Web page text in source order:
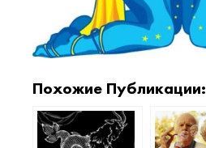
Похожие Публикации: